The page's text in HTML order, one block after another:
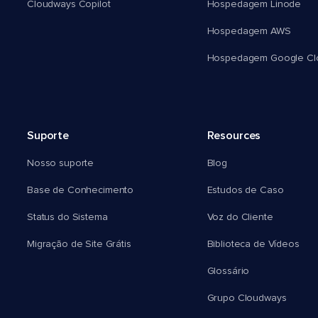
Cloudways Copilot Hospedagem Linode
Hospedagem AWS
Hospedagem Google
Suporte
Nosso suporte
Base de Conhecimento
Status do Sistema
Migração de Site Grátis
Resources
Blog
Estudos de Caso
Voz do Cliente
Biblioteca de Vídeos
Glossário
Grupo Cloudways